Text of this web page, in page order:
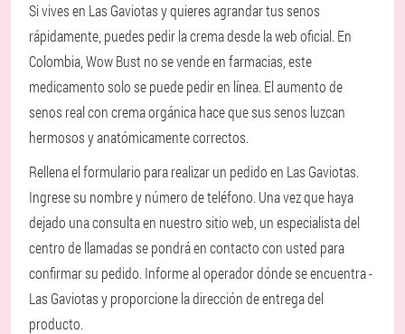
Si vives en Las Gaviotas y quieres agrandar tus senos
rápidamente, puedes pedir la crema desde la web oficial. En
Colombia, Wow Bust no se vende en farmacias, este
medicamento solo se puede pedir en línea. El aumento de
senos real con crema orgánica hace que sus senos luzcan
hermosos y anatómicamente correctos.
Rellena el formulario para realizar un pedido en Las Gaviotas.
Ingrese su nombre y número de teléfono. Una vez que haya
dejado una consulta en nuestro sitio web, un especialista del
centro de llamadas se pondrá en contacto con usted para
confirmar su pedido. Informe al operador dónde se encuentra -
Las Gaviotas y proporcione la dirección de entrega del
producto.